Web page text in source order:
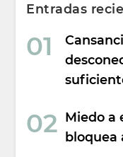
Entradas
Miedo a
bloquea